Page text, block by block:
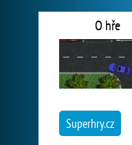
O hře
Superhry.cz